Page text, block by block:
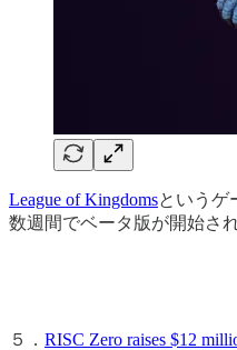
League of Kingdomsというゲ
数週間でベータ版が開始さ
５． RISC Zero raises $12